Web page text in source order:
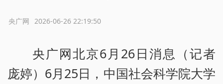
2026-06-26 22:19:50
央广网
央广网北京6月26日消息（记者
庞婷）6月25日，中国社会科学院大学